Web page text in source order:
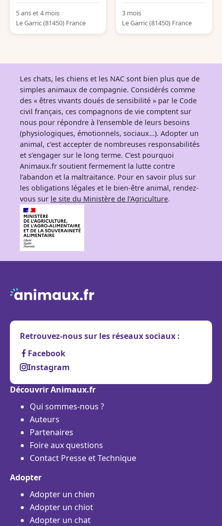
5 ans et 4 mois
Le Garric (81450) France
3 mois
Le Garric (81450) France
Les chats, les chiens et les NAC sont bien plus que de
simples animaux de compagnie. Considérés comme
des « êtres vivants doués de sensibilité » par le Code
civil français, ces compagnons de vie comptent sur
nous pour répondre à l’ensemble de leurs besoins
(physiologiques, émotionnels, sociaux…). Adopter un
animal, c’est accepter de nombreuses responsabilités
et s’engager sur le long terme. C’est pourquoi
Animaux.fr soutient fermement la lutte contre
l’abandon et la maltraitance. Pour en savoir plus sur
les obligations légales et le bien-être animal, rendez-
vous sur le site du Ministère de l’Agriculture.
Retrouvez-nous sur les réseaux sociaux :
Facebook
Instagram
Découvrir Animaux.fr
Qui sommes-nous ?
Auteurs
Partenaires
Foire aux questions
Contact Presse et Technique
Adopter
Adopter un chien
Adopter un chiot
Adopter un chat